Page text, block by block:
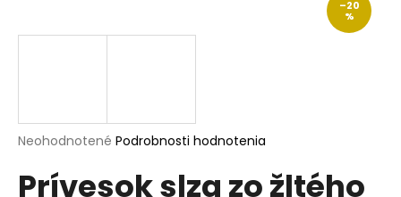
Priemerné
produktu
je
Neohodnotené Podrobnosti hodnotenia
Prívesok slza zo žltého
–20
%
j
?